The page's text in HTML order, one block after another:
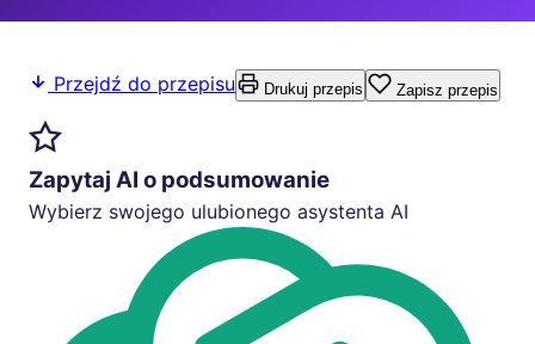
Przejdź do przepisu Drukuj przepis Zapisz przepis
Zapytaj AI o podsumowanie
Wybierz swojego ulubionego asystenta AI